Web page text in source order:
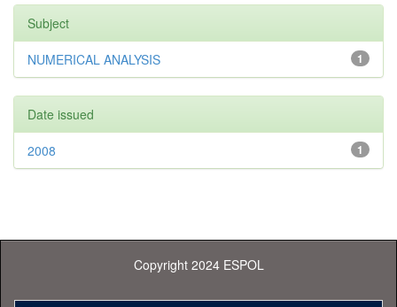
Subject
1
NUMERICAL ANALYSIS
Date issued
1
2008
Copyright 2024 ESPOL